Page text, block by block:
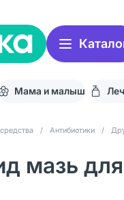
Мама и малыш
/ Антибиотики /
мазь